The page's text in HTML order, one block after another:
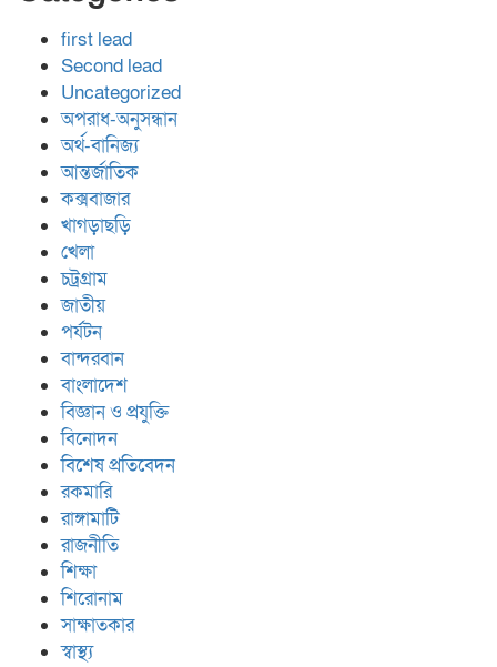
first lead
Second lead
Uncategorized
অপরাধ-অনুসন্ধান
অর্থ-বানিজ্য
আন্তর্জাতিক
কক্সবাজার
খাগড়াছড়ি
খেলা
চট্রগ্রাম
জাতীয়
পর্যটন
বান্দরবান
বাংলাদেশ
বিজ্ঞান ও প্রযুক্তি
বিনোদন
বিশেষ প্রতিবেদন
রকমারি
রাঙ্গামাটি
রাজনীতি
শিক্ষা
শিরোনাম
সাক্ষাতকার
স্বাস্থ্য